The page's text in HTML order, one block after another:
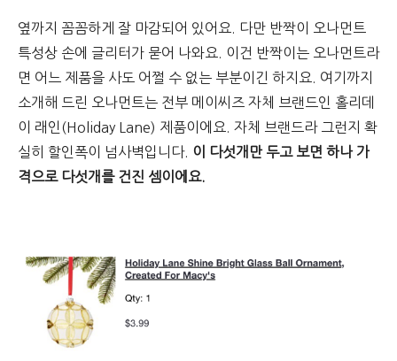
옆까지 꼼꼼하게 잘 마감되어 있어요. 다만 반짝이 오나먼트
특성상 손에 글리터가 묻어 나와요. 이건 반짝이는 오나먼트라
면 어느 제품을 사도 어쩔 수 없는 부분이긴 하지요. 여기까지
소개해 드린 오나먼트는 전부 메이씨즈 자체 브랜드인 홀리데
이 래인(Holiday Lane) 제품이에요. 자체 브랜드라 그런지 확
실히 할인폭이 넘사벽입니다.
이 다섯개만 두고 보면 하나 가
격으로 다섯개를 건진 셈이에요.